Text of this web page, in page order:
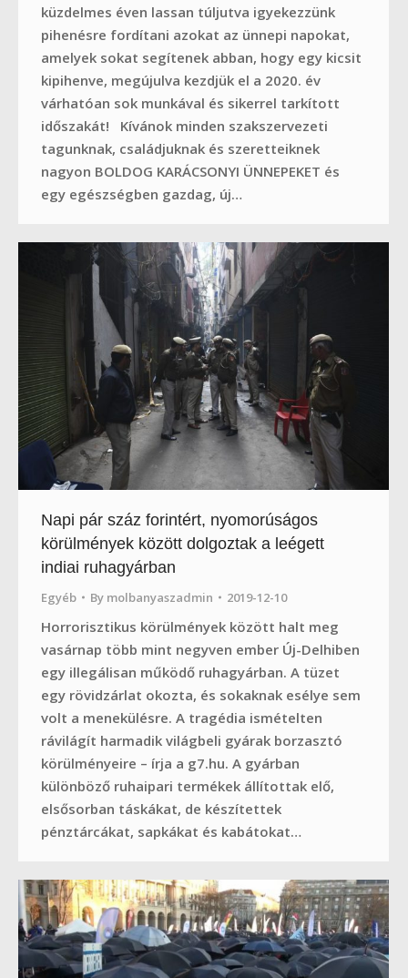
küzdelmes éven lassan túljutva igyekezzünk
pihenésre fordítani azokat az ünnepi napokat,
amelyek sokat segítenek abban, hogy egy kicsit
kipihenve, megújulva kezdjük el a 2020. év
várhatóan sok munkával és sikerrel tarkított
időszakát! Kívánok minden szakszervezeti
tagunknak, családjuknak és szeretteiknek
nagyon BOLDOG KARÁCSONYI ÜNNEPEKET és
egy egészségben gazdag, új…
Napi pár száz forintért, nyomorúságos
körülmények között dolgoztak a leégett
indiai ruhagyárban
Egyéb By molbanyaszadmin 2019-12-10
Horrorisztikus körülmények között halt meg
vasárnap több mint negyven ember Új-Delhiben
egy illegálisan működő ruhagyárban. A tüzet
egy rövidzárlat okozta, és sokaknak esélye sem
volt a menekülésre. A tragédia ismételten
rávilágít harmadik világbeli gyárak borzasztó
körülményeire – írja a g7.hu. A gyárban
különböző ruhaipari termékek állítottak elő,
elsősorban táskákat, de készítettek
pénztárcákat, sapkákat és kabátokat…